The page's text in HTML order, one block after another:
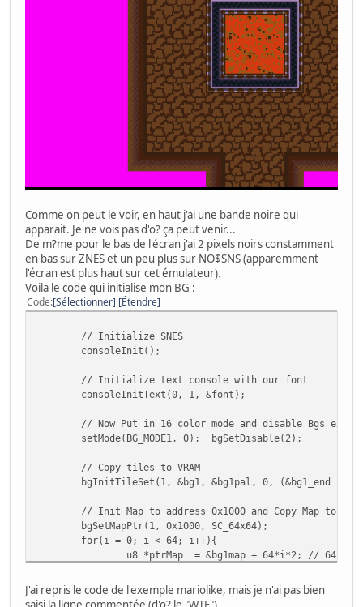
Comme on peut le voir, en haut j'ai une bande noire qui
apparait. Je ne vois pas d'o? ça peut venir...
De m?me pour le bas de l'écran j'ai 2 pixels noirs constamment
en bas sur ZNES et un peu plus sur NO$SNS (apparemment
l'écran est plus haut sur cet émulateur).
Voila le code qui initialise mon BG :
Code Sélectionner Étendre
// Initialize SNES
consoleInit();
// Initialize text console with our font
consoleInitText(0, 1, &font);
// Now Put in 16 color mode and disable Bgs
setMode(BG_MODE1, 0); bgSetDisable(2);
// Copy tiles to VRAM
bgInitTileSet(1, &bg1, &bg1pal, 0, (&bg1_end -
// Init Map to address 0x1000 and Copy Map to
bgSetMapPtr(1, 0x1000, SC_64x64);
for(i = 0; i < 64; i++){
u8 *ptrMap = &bg1map + 64*i*2; // 64 =
u16 ptrVRAM = 0x1000 + i * 64; // screen
dmaCopyVram(ptrMap, ptrVRAM, 64*2); //
J'ai repris le code de l'exemple mariolike, mais je n'ai pas bien